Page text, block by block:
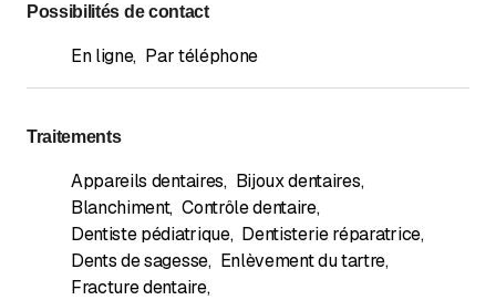
Possibilités de contact
En ligne, Par téléphone
Traitements
Appareils dentaires, Bijoux dentaires,
Blanchiment, Contrôle dentaire,
Dentiste pédiatrique, Dentisterie réparatrice,
Dents de sagesse, Enlèvement du tartre,
Fracture dentaire,